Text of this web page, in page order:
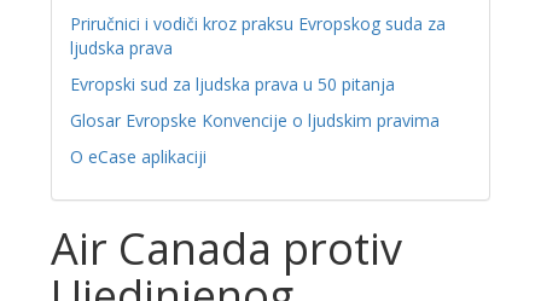
Priručnici i vodiči kroz praksu Evropskog suda za
ljudska prava
Evropski sud za ljudska prava u 50 pitanja
Glosar Evropske Konvencije o ljudskim pravima
O eCase aplikaciji
Air Canada protiv